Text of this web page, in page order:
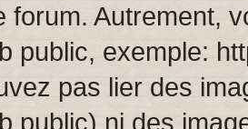
forum. Autrement,
public, exemple:
pas lier des
public) ni des